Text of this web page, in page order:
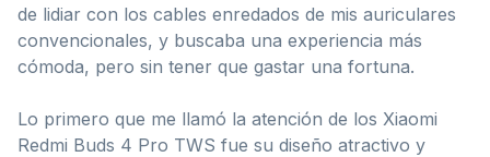
de lidiar con los cables enredados de mis auriculares
convencionales, y buscaba una experiencia más
cómoda, pero sin tener que gastar una fortuna.
Lo primero que me llamó la atención de los Xiaomi
Redmi Buds 4 Pro TWS fue su diseño atractivo y